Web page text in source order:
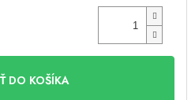
DO KOŠÍKA